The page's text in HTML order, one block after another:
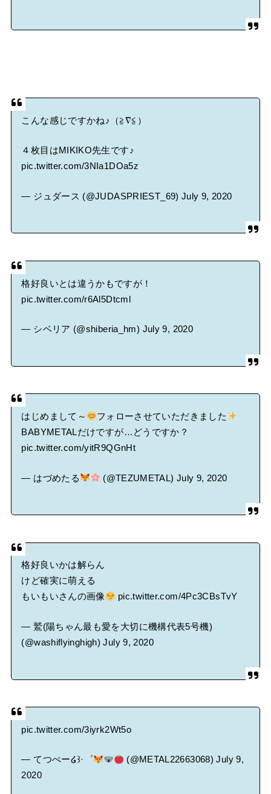
こんな感じですかね♪（≧∇≦）
４枚目はMIKIKO先生です♪
pic.twitter.com/3NIa1DOa5z
— ジュダース (@JUDASPRIEST_69)July 9, 2020
格好良いとは違うかもですが！
pic.twitter.com/r6Al5Dtcml
— シベリア (@shiberia_hm) July 9, 2020
はじめまして～
フォローさせていただきました
BABYMETALだけですが…どうですか？
pic.twitter.com/yitR9QGnHt
— はづめたる (@TEZUMETAL) July 9, 2020
格好良いかは解らん
けど確実に萌える
もいもいさんの画像
pic.twitter.com/4Pc3CBsTvY
— 鷲(陽ちゃん最も愛を大切に機構代表5号機)
(@washiflyinghigh)July 9, 2020
pic.twitter.com/3iyrk2Wt5o
— てつぺー໒꒱·゜ (@METAL22663068)July 9,
2020